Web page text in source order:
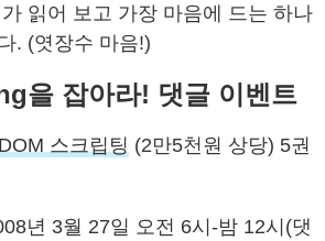
읽어 보고 가장 마음에 드는 하나
. (엿장수 마음!)
을 잡아라! 댓글 이벤트
DOM 스크립팅 (2만5천원 상당) 5권
년 3월 27일 오전 6시-밤 12시(댓